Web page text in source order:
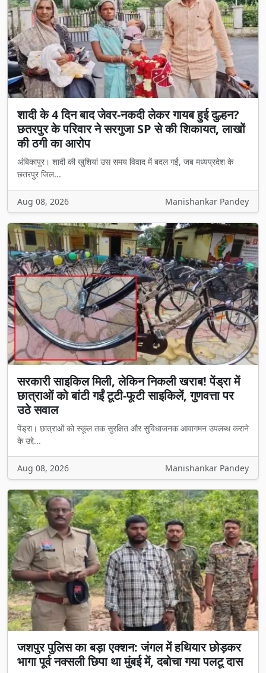
शादी के 4 दिन बाद जेवर-नकदी लेकर गायब हुई दुल्हन?
छतरपुर के परिवार ने सरगुजा SP से की शिकायत, लाखों
की ठगी का आरोप
अंबिकापुर। शादी की खुशियां उस समय विवाद में बदल गईं, जब मध्यप्रदेश के
छतरपुर जिल...
Aug 08, 2026 Manishankar Pandey
सरकारी साइकिल मिली, लेकिन निकली खराब! पेंड्रा में
छात्राओं को बांटी गईं टूटी-फूटी साइकिलें, गुणवत्ता पर
उठे सवाल
पेंड्रा। छात्राओं को स्कूल तक सुरक्षित और सुविधाजनक आवागमन उपलब्ध कराने
के उद्दे...
Aug 08, 2026 Manishankar Pandey
जशपुर पुलिस का बड़ा एक्शन: जंगल में हथियार छोड़कर
भागा पूर्व नक्सली छिपा था मुंबई में, दबोचा गया पलटू दास